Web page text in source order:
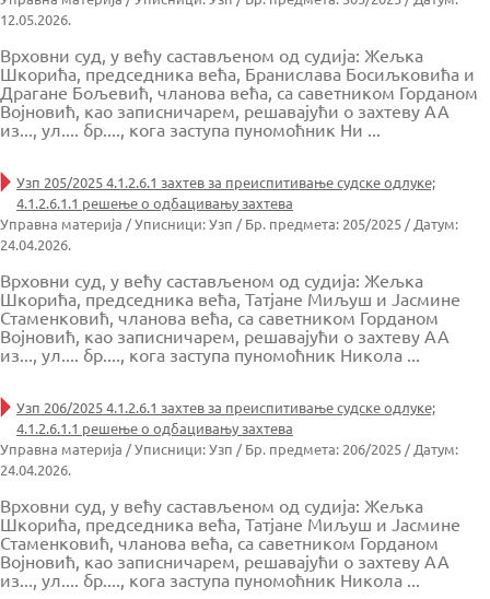
12.05.2026.
Врховни суд, у већу састављеном од судија: Жељка
Шкорића, председника већа, Бранислава Босиљковића и
Драгане Бољевић, чланова већа, са саветником Горданом
Војновић, као записничарем, решавајући о захтеву АА
из..., ул.... бр...., кога заступа пуномоћник Ни ...
Узп 205/2025 4.1.2.6.1 захтев за преиспитивање судске одлуке;
4.1.2.6.1.1 решење о одбацивању захтева
Управна материја / Уписници: Узп / Бр. предмета: 205/2025 / Датум:
24.04.2026.
Врховни суд, у већу састављеном од судија: Жељка
Шкорића, председника већа, Татјане Миљуш и Јасмине
Стаменковић, чланова већа, са саветником Горданом
Војновић, као записничарем, решавајући о захтеву АА
из..., ул.... бр...., кога заступа пуномоћник Никола ...
Узп 206/2025 4.1.2.6.1 захтев за преиспитивање судске одлуке;
4.1.2.6.1.1 решење о одбацивању захтева
Управна материја / Уписници: Узп / Бр. предмета: 206/2025 / Датум:
24.04.2026.
Врховни суд, у већу састављеном од судија: Жељка
Шкорића, председника већа, Татјане Миљуш и Јасмине
Стаменковић, чланова већа, са саветником Горданом
Војновић, као записничарем, решавајући о захтеву АА
из..., ул.... бр...., кога заступа пуномоћник Никола ...